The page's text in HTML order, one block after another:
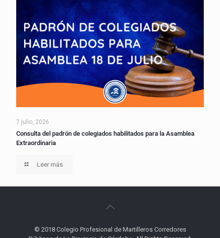
7 julio, 2026
Consulta del padrón de colegiados habilitados para la Asamblea
Extraordinaria
Leer más
© 2018 Colegio Profesional de Martilleros Corredores